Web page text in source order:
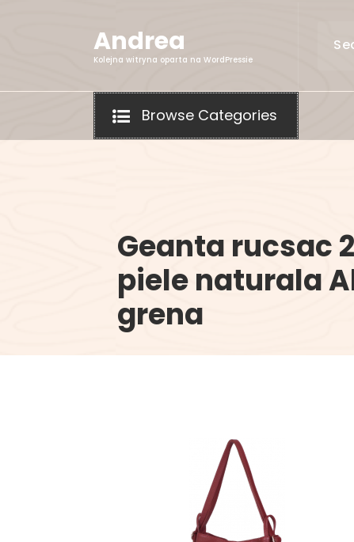
Andrea
Kolejna witryna oparta na WordPressie
Browse Categories
Geanta rucsac
piele naturala
grena